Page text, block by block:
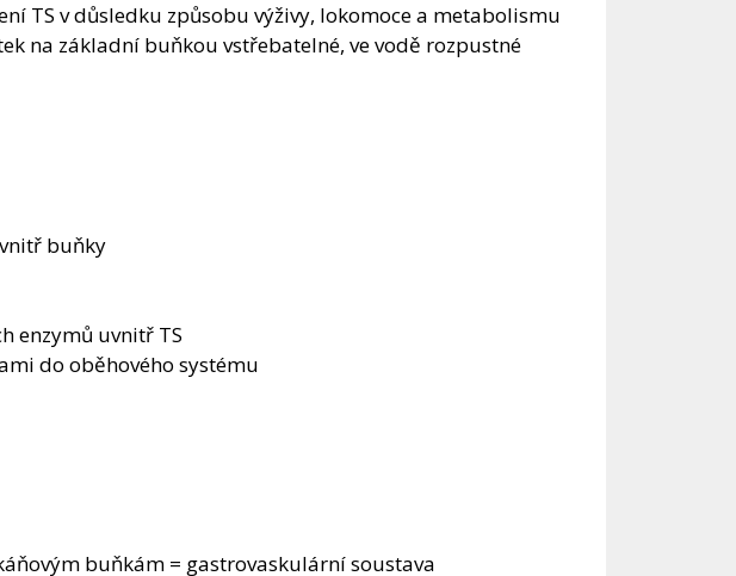
TS v důsledku způsobu výživy, lokomoce a metabolismu
na základní buňkou vstřebatelné, ve vodě rozpustné
buňky
enzymů uvnitř TS
do oběhového systému
buňkám = gastrovaskulární soustava